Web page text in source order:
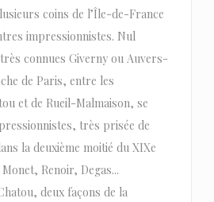
coins de l’Île-de-France
impressionnistes. Nul
connues Giverny ou Auvers-
de Paris, entre les
et de Rueil-Malmaison, se
très prisée de
la deuxième moitié du XIXe
Renoir, Degas...
deux façons de la